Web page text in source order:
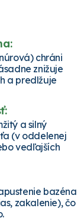
chráni
znižuje
a predlžuje
a silný
(v oddelenej
vedľajších
bazéna
zakalenie), čo